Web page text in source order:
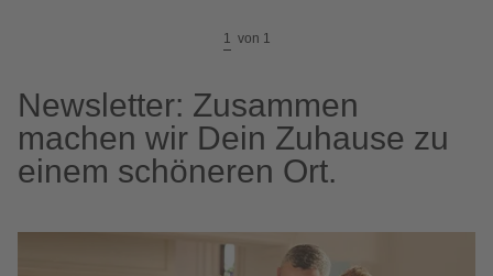
1 von 1
Newsletter: Zusammen
machen wir Dein Zuhause zu
einem schöneren Ort.